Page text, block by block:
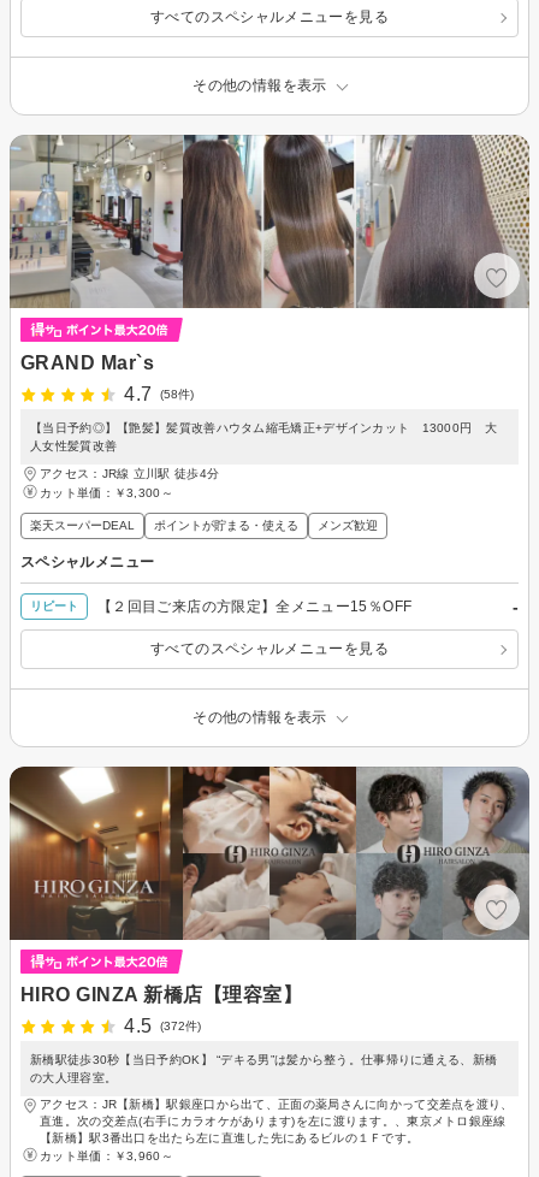
すべてのスペシャルメニューを見る
その他の情報を表示
GRAND Mar`s
4.7
(58件)
【当日予約◎】【艶髪】髪質改善ハウタム縮毛矯正+デザインカット 13000円 大
人女性髪質改善
アクセス：JR線 立川駅 徒歩4分
カット単価： ￥3,300～
楽天スーパーDEAL ポイントが貯まる・使える メンズ歓迎
スペシャルメニュー
リピート 【２回目ご来店の方限定】全メニュー15％OFF -
すべてのスペシャルメニューを見る
その他の情報を表示
HIRO GINZA 新橋店【理容室】
4.5
(372件)
新橋駅徒歩30秒【当日予約OK】 “デキる男”は髪から整う。仕事帰りに通える、新橋
の大人理容室。
アクセス：JR【新橋】駅銀座口から出て、正面の薬局さんに向かって交差点を渡り、
直進。次の交差点(右手にカラオケがあります)を左に渡ります。、東京メトロ銀座線
【新橋】駅3番出口を出たら左に直進した先にあるビルの１Ｆです。
カット単価： ￥3,960～